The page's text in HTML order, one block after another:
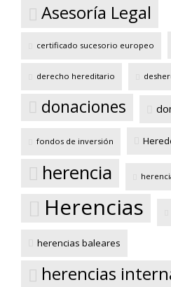
Asesoría Legal
certificado sucesorio europeo
derecho hereditario
donaciones
fondos de inversión
herencia
Herencias
herencias baleares
herencias